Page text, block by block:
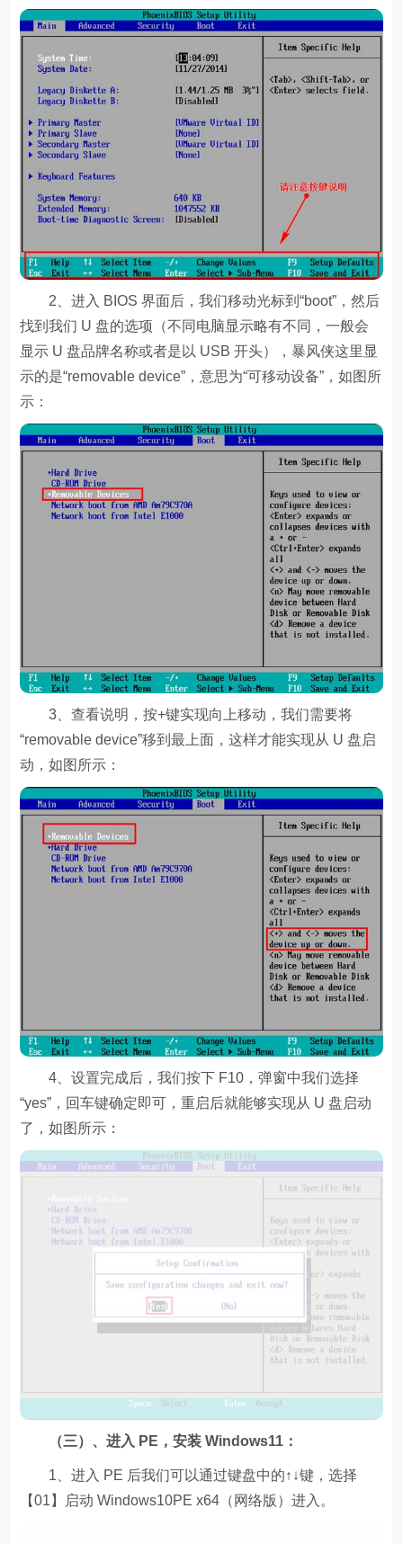
2、进入 BIOS 界面后，我们移动光标到“boot”，然后
找到我们 U 盘的选项（不同电脑显示略有不同，一般会
显示 U 盘品牌名称或者是以 USB 开头），暴风侠这里显
示的是“removable device”，意思为“可移动设备”，如图所
示：
3、查看说明，按+键实现向上移动，我们需要将
“removable device”移到最上面，这样才能实现从 U 盘启
动，如图所示：
4、设置完成后，我们按下 F10，弹窗中我们选择
“yes”，回车键确定即可，重启后就能够实现从 U 盘启动
了，如图所示：
（三）、进入 PE，安装 Windows11：
1、进入 PE 后我们可以通过键盘中的↑↓键，选择
【01】启动 Windows10PE x64（网络版）进入。